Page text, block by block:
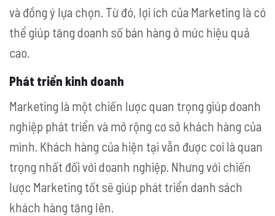
và đồng ý lựa chọn. Từ đó, lợi ích của Marketing là có
thể giúp tăng doanh số bán hàng ở mức hiệu quả
cao.
Phát triển kinh doanh
Marketing là một chiến lược quan trọng giúp doanh
nghiệp phát triển và mở rộng cơ sở khách hàng của
mình. Khách hàng của hiện tại vẫn được coi là quan
trọng nhất đối với doanh nghiệp. Nhưng với chiến
lược Marketing tốt sẽ giúp phát triển danh sách
khách hàng tăng lên.